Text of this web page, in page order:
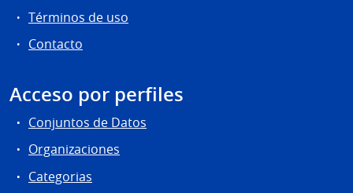
Términos de uso
Contacto
Acceso por perfiles
Conjuntos de Datos
Organizaciones
Categorias